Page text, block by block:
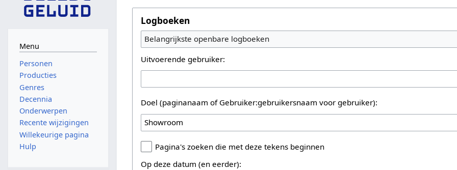
Logboeken
Belangrijkste openbare logboeken
Uitvoerende gebruiker:
Doel (paginanaam of Gebruiker:gebruikersnaam voor gebruiker):
Pagina's zoeken die met deze tekens beginnen
Op deze datum (en eerder):
Menu
Personen
Producties
Genres
Decennia
Onderwerpen
Recente wijzigingen
Willekeurige pagina
Hulp